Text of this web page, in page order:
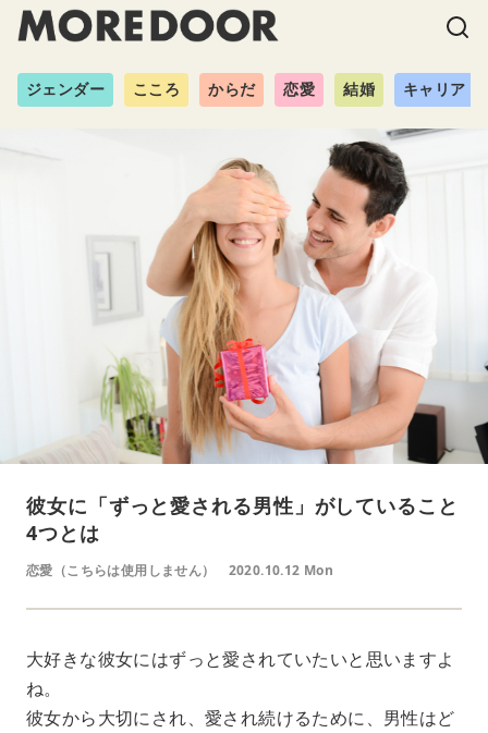
ジェンダー こころ からだ 恋愛 結婚 キャリア
彼女に「ずっと愛される男性」がしていること
4つとは
恋愛（こちらは使用しません） 2020.10.12 Mon
大好きな彼女にはずっと愛されていたいと思いますよ
ね。
彼女から大切にされ、愛され続けるために、男性はど